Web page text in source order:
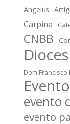
Angelus
Carpina
CNBB
Dom Francisco
evento
evento